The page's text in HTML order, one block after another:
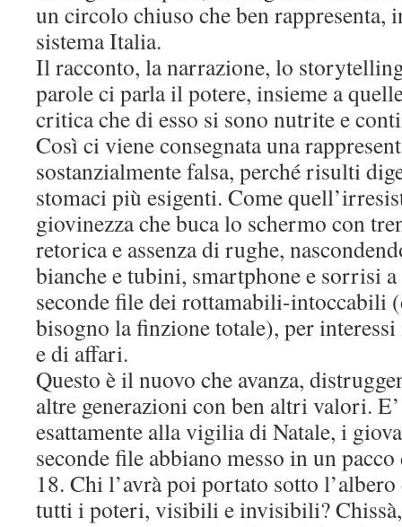
un circolo chiuso che ben rappresenta,
sistema Italia.
Il racconto, la narrazione, lo
parole ci parla il potere, insieme a
critica che di esso si sono nutrite e
Così ci viene consegnata una
sostanzialmente falsa, perché risulti
stomaci più esigenti. Come
giovinezza che buca lo schermo con
retorica e assenza di rughe,
bianche e tubini, smartphone e sorrisi
seconde file dei rottamabili-intoccabili
bisogno la finzione totale), per
e di affari.
Questo è il nuovo che avanza,
altre generazioni con ben altri valori.
esattamente alla vigilia di Natale, i
seconde file abbiano messo in un
18. Chi l’avrà poi portato sotto
tutti i poteri, visibili e invisibili? Chissà,